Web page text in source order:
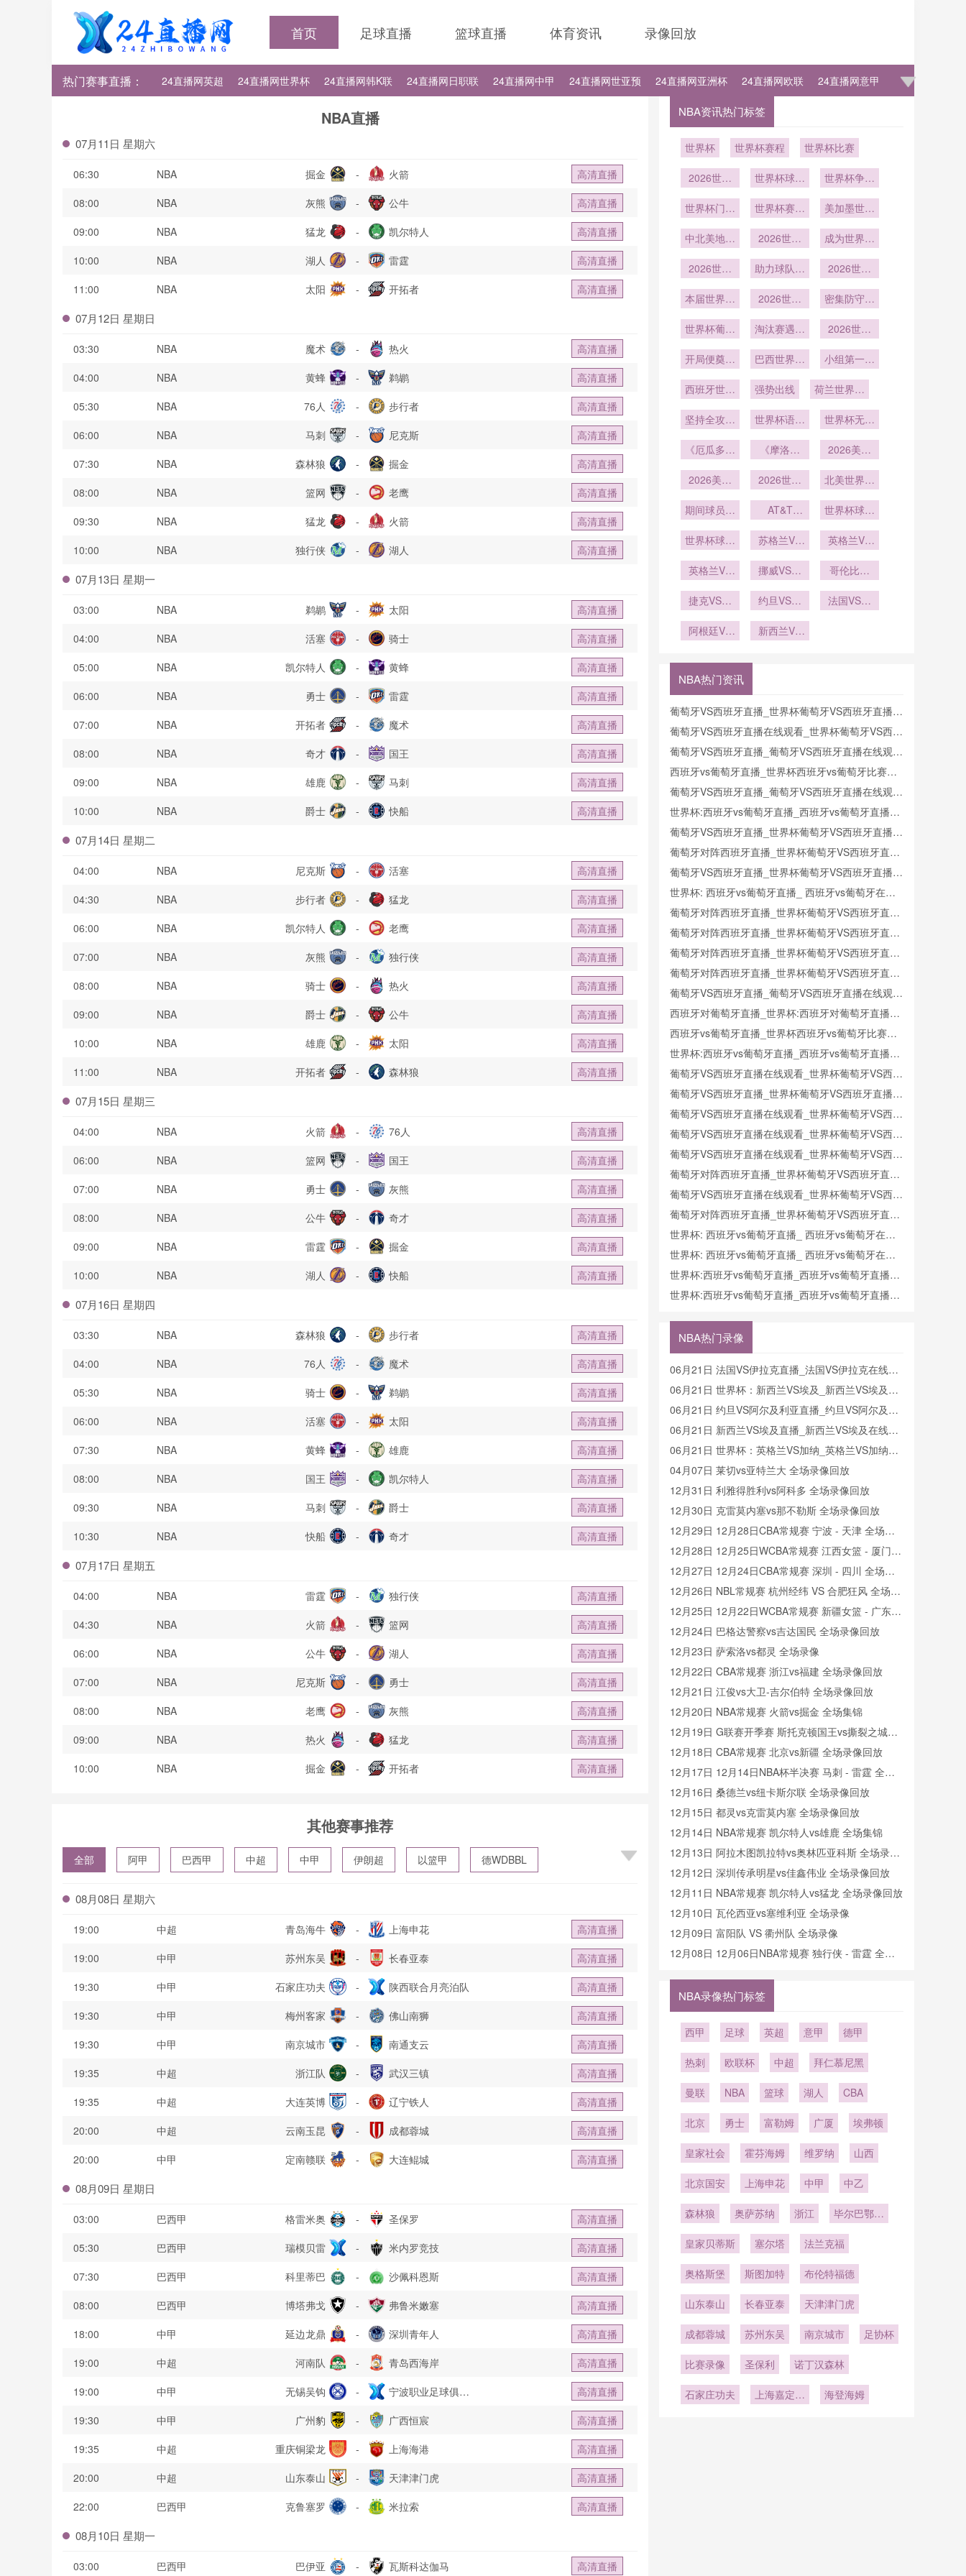
首页 足球直播 篮球直播 体育资讯 录像回放
热门赛事直播： 24直播网英超 24直播网世界杯 24直播网韩K联 24直播网日职联 24直播网中甲 24直播网世亚预 24直播网亚洲杯 24直播网欧联 24直播网意甲
24直播网德甲
NBA直播
07月11日 星期六
06:30 NBA 掘金 - 火箭
高清直播
08:00
NBA 灰熊 - 公牛
高清直播
09:00
NBA 猛龙 - 凯尔特人
高清直播
10:00
NBA 湖人 - 雷霆
高清直播
11:00
NBA 太阳 - 开拓者 高清直播
07月12日 星期日
03:30 NBA 魔术 - 热火
高清直播
04:00
NBA 黄蜂 - 鹈鹕
高清直播
05:30
NBA 76人 - 步行者
高清直播
06:00
NBA 马刺 - 尼克斯
高清直播
07:30
NBA 森林狼 - 掘金
高清直播
08:00
NBA 篮网 - 老鹰
高清直播
09:30
NBA 猛龙 - 火箭
高清直播
10:00
NBA 独行侠 - 湖人 高清直播
07月13日 星期一
03:00 NBA 鹈鹕 - 太阳
高清直播
04:00
NBA 活塞 - 骑士
高清直播
05:00
NBA 凯尔特人 - 黄蜂
高清直播
06:00
NBA 勇士 - 雷霆
高清直播
07:00
NBA 开拓者 - 魔术
高清直播
08:00
NBA 奇才 - 国王
高清直播
09:00
NBA 雄鹿 - 马刺
高清直播
10:00
NBA 爵士 - 快船 高清直播
07月14日 星期二
04:00 NBA 尼克斯 - 活塞
高清直播
04:30
NBA 步行者 - 猛龙
高清直播
06:00
NBA 凯尔特人 - 老鹰
高清直播
07:00
NBA 灰熊 - 独行侠
高清直播
08:00
NBA 骑士 - 热火
高清直播
09:00
NBA 爵士 - 公牛
高清直播
10:00
NBA 雄鹿 - 太阳
高清直播
11:00
NBA 开拓者 - 森林狼 高清直播
07月15日 星期三
04:00 NBA 火箭 - 76人
高清直播
06:00
NBA 篮网 - 国王
高清直播
07:00
NBA 勇士 - 灰熊
高清直播
08:00
NBA 公牛 - 奇才
高清直播
09:00
NBA 雷霆 - 掘金
高清直播
10:00
NBA 湖人 - 快船 高清直播
07月16日 星期四
03:30 NBA 森林狼 - 步行者
高清直播
04:00
NBA 76人 - 魔术
高清直播
05:30
NBA 骑士 - 鹈鹕
高清直播
06:00
NBA 活塞 - 太阳
高清直播
07:30
NBA 黄蜂 - 雄鹿
高清直播
08:00
NBA 国王 - 凯尔特人
高清直播
09:30
NBA 马刺 - 爵士
高清直播
10:30
NBA 快船 - 奇才 高清直播
07月17日 星期五
04:00 NBA 雷霆 - 独行侠
高清直播
04:30
NBA 火箭 - 篮网
高清直播
06:00
NBA 公牛 - 湖人
高清直播
07:00
NBA 尼克斯 - 勇士
高清直播
08:00
NBA 老鹰 - 灰熊
高清直播
09:00
NBA 热火 - 猛龙
高清直播
10:00
NBA 掘金 - 开拓者 高清直播
其他赛事推荐
全部 阿甲 巴西甲 中超 中甲 伊朗超 以篮甲 德WDBBL
波黑联
08月08日 星期六
19:00 中超 青岛海牛 - 上海申花
高清直播
19:00
中甲 苏州东吴 - 长春亚泰
高清直播
19:30
中甲 石家庄功夫 - 陕西联合月亮泊队
高清直播
19:30
中甲 梅州客家 - 佛山南狮
高清直播
19:30
中甲 南京城市 - 南通支云
高清直播
19:35
中超 浙江队 - 武汉三镇
高清直播
19:35
中超 大连英博 - 辽宁铁人
高清直播
20:00
中超 云南玉昆 - 成都蓉城
高清直播
20:00
中甲 定南赣联 - 大连鲲城 高清直播
08月09日 星期日
03:00 巴西甲 格雷米奥 - 圣保罗
高清直播
05:30
巴西甲 瑞模贝雷 - 米内罗竞技
高清直播
07:30
巴西甲 科里蒂巴 - 沙佩科恩斯
高清直播
08:00
巴西甲 博塔弗戈 - 弗鲁米嫩塞
高清直播
18:00
中甲 延边龙鼎 - 深圳青年人
高清直播
19:00
中超 河南队 - 青岛西海岸
高清直播
19:00
中甲 无锡吴钩 -
宁波职业足球俱乐
部
高清直播
19:30
中甲 广州豹 - 广西恒宸
高清直播
19:35
中超 重庆铜梁龙 - 上海海港
高清直播
20:00
中超 山东泰山 - 天津津门虎
高清直播
22:00
巴西甲 克鲁塞罗 - 米拉索 高清直播
08月10日 星期一
03:00 巴西甲 巴伊亚 - 瓦斯科达伽马 高清直播
NBA资讯热门标签
世界杯 世界杯赛程 世界杯比赛
2026世界
宿选择与推
世界杯球迷
令人感动的
世界杯争冠
防守最稳固
世界杯门将
液体
世界杯赛后
吃披萨
美加墨世界
席内加勒比
额分配
中北美地区
之外的第三
2026年世
2026世界
屡试不爽
成为世界杯
术
2026世界
依旧强势
助力球队稳
杯
2026世界
被改写
本届世界杯
册
2026世界
严密
密集防守难
强
世界杯葡萄
组赛遇荷兰
淘汰赛遇强
2026世界
出现
开局便奠定
巴西世界杯
小组第一出
西班牙世界
强势出线
荷兰世界杯
坚持全攻全
世界杯语言
全覆盖
世界杯无障
上线
《厄瓜多尔
鹰”出击！
赛场一飞冲
《摩洛哥
斯雄狮”归
续2022年
色？》
2026美加
谷世界杯元
2026美加
技公司赞助
2026世界
国海关通道
运输的时效
北美世界杯
在16座城
关流程
期间球员睡
戴设备标
年世界杯前
AT&T
Stadium从
橄榄球到足
球的球门锚
固点改造：
美加墨世界
杯前瞻
世界杯球员
走红
世界杯球员
成笑料
苏格兰VS
VS巴西直
英格兰VS
VS加纳直
英格兰VS
格兰VS加
挪威VS塞
挪威VS塞
直播
哥伦比亚
播哥伦比亚
捷克VS墨
VS墨西哥
约旦VS阿
播约旦VS
法国VS伊
阿根廷VS
阿根廷VS
奥地利在线
新西兰VS
NBA热门资讯
葡萄牙VS西班牙直播_世界杯葡萄牙VS西班牙直播_
葡萄牙VS西班牙在线高清直播
葡萄牙VS西班牙直播在线观看_世界杯葡萄牙VS西班
牙直播_葡萄牙VS西班牙比赛观看直达入口
葡萄牙VS西班牙直播_葡萄牙VS西班牙直播在线观看
_葡萄牙VS西班牙实时全场直播入口
西班牙vs葡萄牙直播_世界杯西班牙vs葡萄牙比赛直
播高清入口_西班牙vs葡萄牙预测分析直播
葡萄牙VS西班牙直播_葡萄牙VS西班牙直播在线观看
_葡萄牙VS西班牙实时全场直播入口
世界杯:西班牙vs葡萄牙直播_西班牙vs葡萄牙直播免
费观看_世界杯今日西班牙vs葡萄牙直播在线观看高
清视频直播
葡萄牙VS西班牙直播_世界杯葡萄牙VS西班牙直播_
葡萄牙VS西班牙在线高清直播
葡萄牙对阵西班牙直播_世界杯葡萄牙VS西班牙直播
_西班牙对葡萄牙比赛直播在线无插件观看
葡萄牙VS西班牙直播_世界杯葡萄牙VS西班牙直播_
葡萄牙VS西班牙在线高清直播
世界杯: 西班牙vs葡萄牙直播_ 西班牙vs葡萄牙在线
直播_ 西班牙vs葡萄牙CCTV5直播入口-24直播网
葡萄牙对阵西班牙直播_世界杯葡萄牙VS西班牙直播
_西班牙对葡萄牙比赛直播在线无插件观看
葡萄牙对阵西班牙直播_世界杯葡萄牙VS西班牙直播
_西班牙对葡萄牙比赛直播在线无插件观看
葡萄牙对阵西班牙直播_世界杯葡萄牙VS西班牙直播
_西班牙对葡萄牙比赛直播在线无插件观看
葡萄牙对阵西班牙直播_世界杯葡萄牙VS西班牙直播
_西班牙对葡萄牙比赛直播在线无插件观看
葡萄牙VS西班牙直播_葡萄牙VS西班牙直播在线观看
_葡萄牙VS西班牙实时全场直播入口
西班牙对葡萄牙直播_世界杯:西班牙对葡萄牙直播免
费观看直播_世界杯西班牙对葡萄牙直播在线观看高
清无插件
西班牙vs葡萄牙直播_世界杯西班牙vs葡萄牙比赛直
播高清入口_西班牙vs葡萄牙预测分析直播
世界杯:西班牙vs葡萄牙直播_西班牙vs葡萄牙直播免
费观看_世界杯今日西班牙vs葡萄牙直播在线观看高
清视频直播
葡萄牙VS西班牙直播在线观看_世界杯葡萄牙VS西班
牙直播_葡萄牙VS西班牙比赛观看直达入口
葡萄牙VS西班牙直播_世界杯葡萄牙VS西班牙直播_
葡萄牙VS西班牙在线高清直播
葡萄牙VS西班牙直播在线观看_世界杯葡萄牙VS西班
牙直播_葡萄牙VS西班牙比赛观看直达入口
葡萄牙VS西班牙直播在线观看_世界杯葡萄牙VS西班
牙直播_葡萄牙VS西班牙比赛观看直达入口
葡萄牙VS西班牙直播在线观看_世界杯葡萄牙VS西班
牙直播_葡萄牙VS西班牙比赛观看直达入口
葡萄牙对阵西班牙直播_世界杯葡萄牙VS西班牙直播
_西班牙对葡萄牙比赛直播在线无插件观看
葡萄牙VS西班牙直播在线观看_世界杯葡萄牙VS西班
牙直播_葡萄牙VS西班牙比赛观看直达入口
葡萄牙对阵西班牙直播_世界杯葡萄牙VS西班牙直播
_西班牙对葡萄牙比赛直播在线无插件观看
世界杯: 西班牙vs葡萄牙直播_ 西班牙vs葡萄牙在线
直播_ 西班牙vs葡萄牙CCTV5直播入口-24直播网
世界杯: 西班牙vs葡萄牙直播_ 西班牙vs葡萄牙在线
直播_ 西班牙vs葡萄牙CCTV5直播入口-24直播网
世界杯:西班牙vs葡萄牙直播_西班牙vs葡萄牙直播免
费观看_世界杯今日西班牙vs葡萄牙直播在线观看高
世界杯:西班牙vs葡萄牙直播_西班牙vs葡萄牙直播免
清视频直播
NBA热门录像
06月21日 法国VS伊拉克直播_法国VS伊拉克在线直
播
06月21日 世界杯：新西兰VS埃及_新西兰VS埃及直
播
06月21日 约旦VS阿尔及利亚直播_约旦VS阿尔及利
亚在线直播
06月21日 新西兰VS埃及直播_新西兰VS埃及在线直
播
06月21日 世界杯：英格兰VS加纳_英格兰VS加纳直
播
04月07日 莱切vs亚特兰大 全场录像回放
12月31日 利雅得胜利vs阿科多 全场录像回放
12月30日 克雷莫内塞vs那不勒斯 全场录像回放
12月29日 12月28日CBA常规赛 宁波 - 天津 全场录
像
12月28日 12月25日WCBA常规赛 江西女篮 - 厦门女
篮 全场录像
12月27日 12月24日CBA常规赛 深圳 - 四川 全场录
像
12月26日 NBL常规赛 杭州经纬 VS 合肥狂风 全场录
像
12月25日 12月22日WCBA常规赛 新疆女篮 - 广东女
篮 全场录像
12月24日 巴格达警察vs吉达国民 全场录像回放
12月23日 萨索洛vs都灵 全场录像
12月22日 CBA常规赛 浙江vs福建 全场录像回放
12月21日 江俊vs大卫-吉尔伯特 全场录像回放
12月20日 NBA常规赛 火箭vs掘金 全场集锦
12月19日 G联赛开季赛 斯托克顿国王vs撕裂之城混
音 全场录像回放
12月18日 CBA常规赛 北京vs新疆 全场录像回放
12月17日 12月14日NBA杯半决赛 马刺 - 雷霆 全场
录像
12月16日 桑德兰vs纽卡斯尔联 全场录像回放
12月15日 都灵vs克雷莫内塞 全场录像回放
12月14日 NBA常规赛 凯尔特人vs雄鹿 全场集锦
12月13日 阿拉木图凯拉特vs奥林匹亚科斯 全场录像
回放
12月12日 深圳传承明星vs佳鑫伟业 全场录像回放
12月11日 NBA常规赛 凯尔特人vs猛龙 全场录像回放
12月10日 瓦伦西亚vs塞维利亚 全场录像
12月09日 富阳队 VS 衢州队 全场录像
12月08日 12月06日NBA常规赛 独行侠 - 雷霆 全场
NBA录像热门标签
西甲 足球 英超 意甲 德甲
热刺 欧联杯 中超 拜仁慕尼黑
曼联 NBA 篮球 湖人 CBA
北京 勇士 富勒姆 广厦 埃弗顿
皇家社会 霍芬海姆 维罗纳 山西
北京国安 上海申花 中甲 中乙
森林狼 奥萨苏纳 浙江
毕尔巴鄂竞
皇家贝蒂斯
塞尔塔 法兰克福
奥格斯堡 斯图加特 布伦特福德
山东泰山 长春亚泰 天津津门虎
成都蓉城 苏州东吴 南京城市 足协杯
比赛录像 圣保利 诺丁汉森林
石家庄功夫
上海嘉定汇
海登海姆